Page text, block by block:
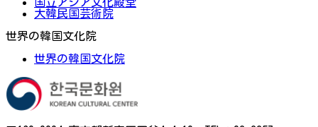
大韓民国芸術院
世界の韓国文化院
世界の韓国文化院